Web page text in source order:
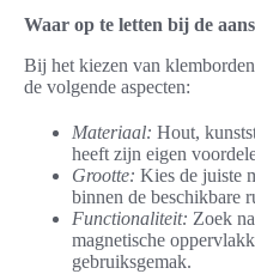
Waar op te letten bij de
Bij het kiezen van
de volgende aspecten:
Materiaal: Hout,
heeft zijn eigen
Grootte: Kies de juiste
binnen de beschikbare
Functionaliteit: Zoek
magnetische
gebruiksgemak.